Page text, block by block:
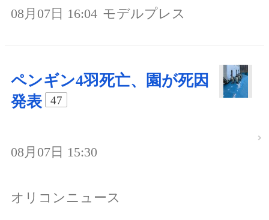
08月07日 16:04 モデルプレス
ペンギン4羽死亡、園が死因
発表
47
08月07日 15:30
オリコンニュース